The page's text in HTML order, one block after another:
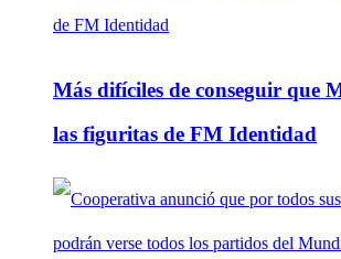
Más difíciles de conseguir que
las figuritas de FM Identidad